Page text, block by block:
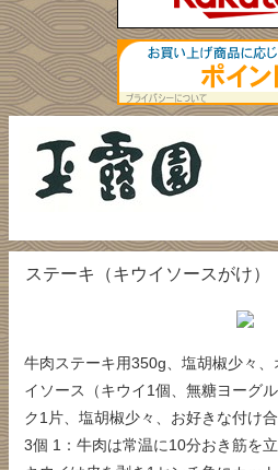
ステーキ（キウイソースがけ）
牛肉ステーキ用350g、塩胡椒少々
イソース（キウイ1個、無糖ヨーグ
ク1片、塩胡椒少々、お好きな付け
3個 1：牛肉は常温に10分おき筋を